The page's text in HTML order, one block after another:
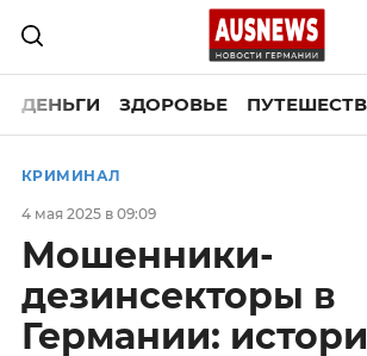
ДЕНЬГИ ЗДОРОВЬЕ
КРИМИНАЛ
4 мая 2025 в 09:09
Мошенники-
дезинсекторы в
Германии: